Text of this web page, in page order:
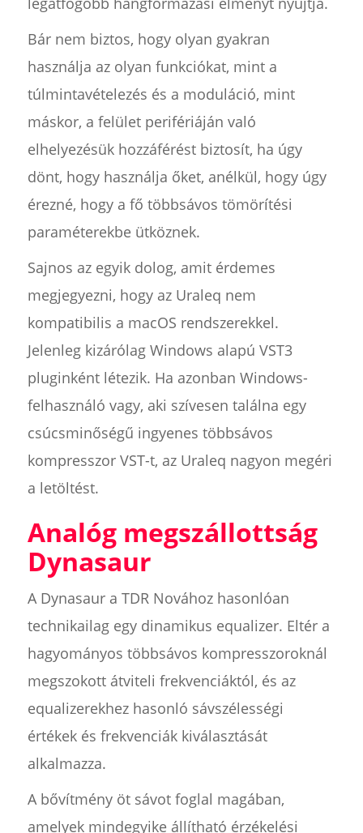
Bár nem biztos, hogy olyan gyakran
használja az olyan funkciókat, mint a
túlmintavételezés és a moduláció, mint
máskor, a felület perifériáján való
elhelyezésük hozzáférést biztosít, ha úgy
dönt, hogy használja őket, anélkül, hogy úgy
érezné, hogy a fő többsávos tömörítési
paraméterekbe ütköznek.
Sajnos az egyik dolog, amit érdemes
megjegyezni, hogy az Uraleq nem
kompatibilis a macOS rendszerekkel.
Jelenleg kizárólag Windows alapú VST3
pluginként létezik. Ha azonban Windows-
felhasználó vagy, aki szívesen találna egy
csúcsminőségű ingyenes többsávos
kompresszor VST-t, az Uraleq nagyon megéri
a letöltést.
Analóg megszállottság
Dynasaur
A Dynasaur a TDR Novához hasonlóan
technikailag egy dinamikus equalizer. Eltér a
hagyományos többsávos kompresszoroknál
megszokott átviteli frekvenciáktól, és az
equalizerekhez hasonló sávszélességi
értékek és frekvenciák kiválasztását
alkalmazza.
A bővítmény öt sávot foglal magában,
amelyek mindegyike állítható érzékelési